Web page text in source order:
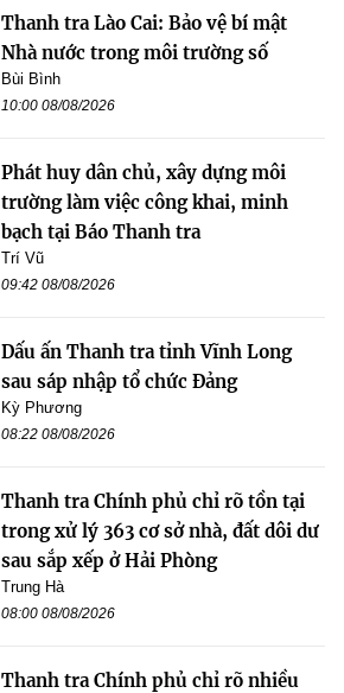
Thanh tra Lào Cai: Bảo vệ bí mật
Nhà nước trong môi trường số
Bùi Bình
10:00 08/08/2026
Phát huy dân chủ, xây dựng môi
trường làm việc công khai, minh
bạch tại Báo Thanh tra
Trí Vũ
09:42 08/08/2026
Dấu ấn Thanh tra tỉnh Vĩnh Long
sau sáp nhập tổ chức Đảng
Kỳ Phương
08:22 08/08/2026
Thanh tra Chính phủ chỉ rõ tồn tại
trong xử lý 363 cơ sở nhà, đất dôi dư
sau sắp xếp ở Hải Phòng
Trung Hà
08:00 08/08/2026
Thanh tra Chính phủ chỉ rõ nhiều